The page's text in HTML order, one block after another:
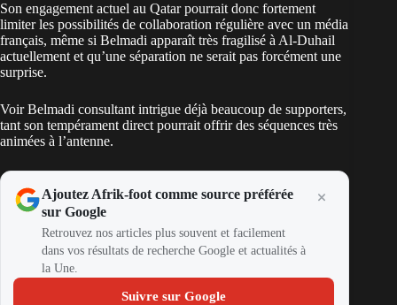
Son engagement actuel au Qatar pourrait donc fortement
limiter les possibilités de collaboration régulière avec un média
français, même si Belmadi apparaît très fragilisé à Al-Duhail
actuellement et qu’une séparation ne serait pas forcément une
surprise.
Voir Belmadi consultant intrigue déjà beaucoup de supporters,
tant son tempérament direct pourrait offrir des séquences très
animées à l’antenne.
Ajoutez Afrik-foot comme source préférée
sur Google
Retrouvez nos articles plus souvent et facilement
dans vos résultats de recherche Google et actualités à
la Une.
Suivre sur Google